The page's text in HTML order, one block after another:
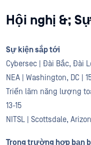
Hội nghị &;
Sự kiện sắp tới
Cybersec | Đài Bắc, Đài
NEA | Washington, DC |
Triển lãm năng lượng
13-15
NITSL | Scottsdale,
Trong trường hợp bạn